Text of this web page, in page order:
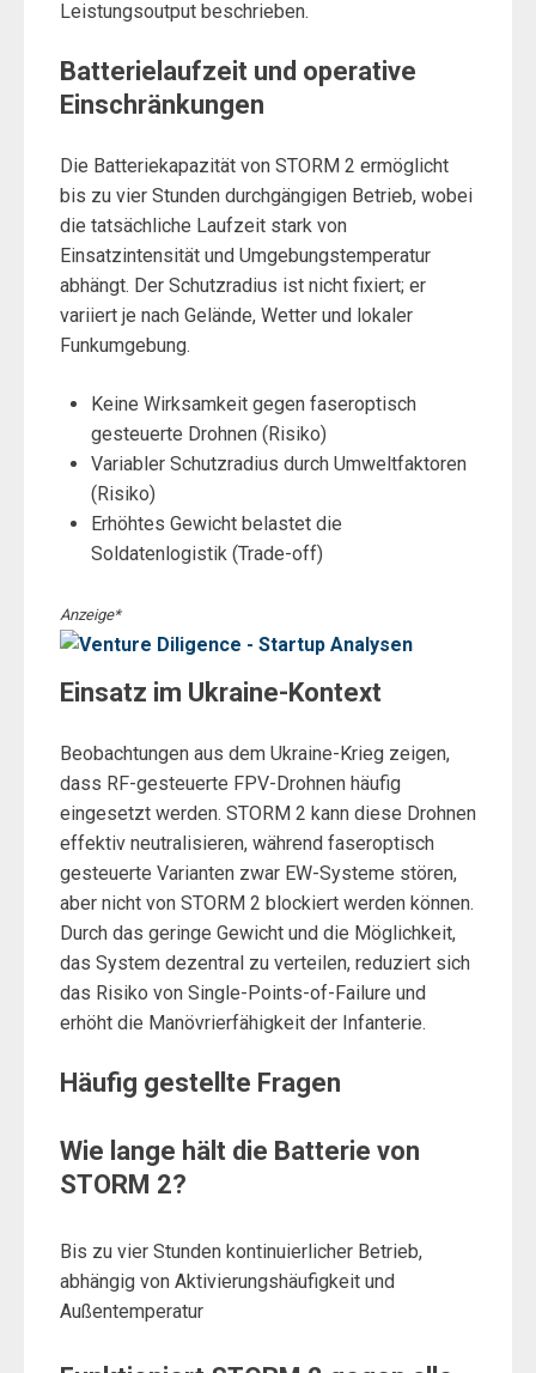
Leistungsoutput beschrieben.
Batterielaufzeit und operative
Einschränkungen
Die Batteriekapazität von STORM 2 ermöglicht
bis zu vier Stunden durchgängigen Betrieb, wobei
die tatsächliche Laufzeit stark von
Einsatzintensität und Umgebungstemperatur
abhängt. Der Schutzradius ist nicht fixiert; er
variiert je nach Gelände, Wetter und lokaler
Funkumgebung.
Keine Wirksamkeit gegen faseroptisch
gesteuerte Drohnen (Risiko)
Variabler Schutzradius durch Umweltfaktoren
(Risiko)
Erhöhtes Gewicht belastet die
Soldatenlogistik (Trade-off)
Anzeige*
Einsatz im Ukraine-Kontext
Beobachtungen aus dem Ukraine-Krieg zeigen,
dass RF-gesteuerte FPV-Drohnen häufig
eingesetzt werden. STORM 2 kann diese Drohnen
effektiv neutralisieren, während faseroptisch
gesteuerte Varianten zwar EW-Systeme stören,
aber nicht von STORM 2 blockiert werden können.
Durch das geringe Gewicht und die Möglichkeit,
das System dezentral zu verteilen, reduziert sich
das Risiko von Single-Points-of-Failure und
erhöht die Manövrierfähigkeit der Infanterie.
Häufig gestellte Fragen
Wie lange hält die Batterie von
STORM 2?
Bis zu vier Stunden kontinuierlicher Betrieb,
abhängig von Aktivierungshäufigkeit und
Außentemperatur